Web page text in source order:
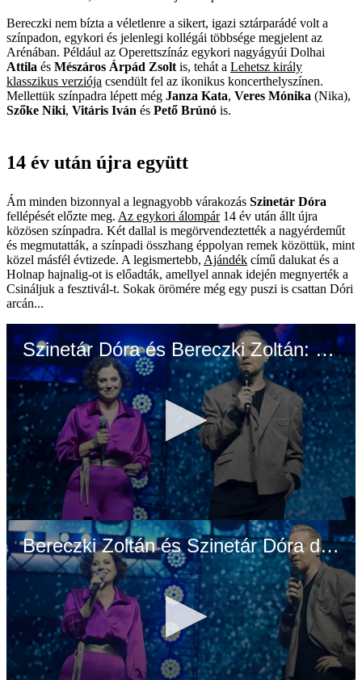
Bereczki nem bízta a véletlenre a sikert, igazi sztárparádé volt a
színpadon, egykori és jelenlegi kollégái többsége megjelent az
Arénában. Például az Operettszínáz egykori nagyágyúi Dolhai
Attila és Mészáros Árpád Zsolt is, tehát a Lehetsz király
klasszikus verziója csendült fel az ikonikus koncerthelyszínen.
Mellettük színpadra lépett még Janza Kata, Veres Mónika (Nika),
Szőke Niki, Vitáris Iván és Pető Brúnó is.
14 év után újra együtt
Ám minden bizonnyal a legnagyobb várakozás Szinetár Dóra
fellépését előzte meg. Az egykori álompár14 év után állt újra
közösen színpadra. Két dallal is megörvendeztették a nagyérdeműt
és megmutatták, a színpadi összhang éppolyan remek közöttük, mint
közel másfél évtizede. A legismertebb, Ajándék című dalukat és a
Holnap hajnalig-ot is előadták, amellyel annak idején megnyerték a
Csináljuk a fesztivál-t. Sokak örömére még egy puszi is csattan Dóri
arcán...
Szinetár Dóra és Bereczki Zoltán: Holnap hajnalig
0
seconds
of
2
minutes,
34
seconds
Bereczki Zoltán és Szinetár Dóra duettje: Ajándék